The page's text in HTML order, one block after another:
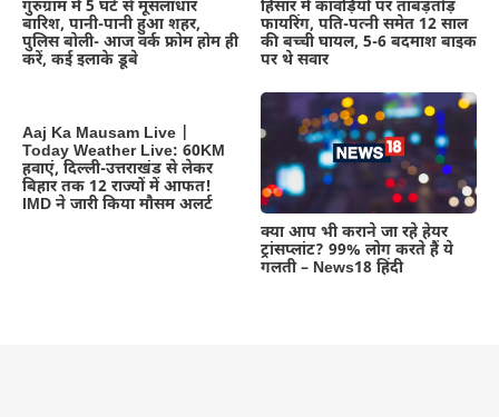
गुरुग्राम में 5 घंटे से मूसलाधार
बारिश, पानी-पानी हुआ शहर,
पुलिस बोली- आज वर्क फ्रोम होम ही
करें, कई इलाके डूबे
हिसार में कावंड़ियों पर ताबड़तोड़
फायरिंग, पति-पत्नी समेत 12 साल
की बच्ची घायल, 5-6 बदमाश बाइक
पर थे सवार
Aaj Ka Mausam Live |
Today Weather Live: 60KM
हवाएं, दिल्ली-उत्तराखंड से लेकर
बिहार तक 12 राज्यों में आफत!
IMD ने जारी किया मौसम अलर्ट
क्या आप भी कराने जा रहे हेयर
ट्रांसप्लांट? 99% लोग करते हैं ये
गलती – News18 हिंदी